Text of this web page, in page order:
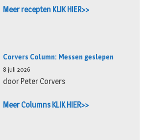
Meer recepten KLIK HIER>>
Corvers Column: Messen geslepen
8 juli 2026
door Peter Corvers
Meer Columns KLIK HIER>>